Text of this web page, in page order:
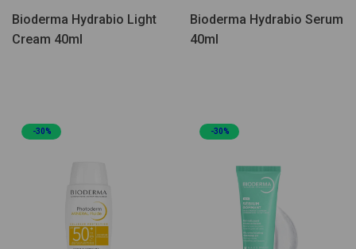
Bioderma Hydrabio Light
Cream 40ml
Bioderma Hydrabio Serum
40ml
-30% -30%